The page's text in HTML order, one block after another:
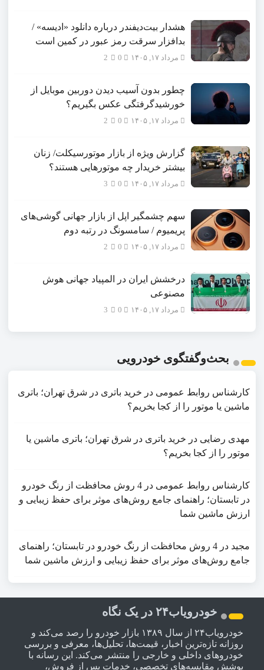
هشدار بیت‌دیفندر درباره دانلود «ادیسه» /
بدافزار سرقت رمز عبور در کمین است
مرداد ۱۷, ۱۴۰۵ 2
چطور بدون آسیب دیدن دوربین موبایل از
خورشیدگرفتگی عکس بگیریم؟
مرداد ۱۷, ۱۴۰۵ 2
گزارش ویژه از بازار موتورسیکلت/ زنان
بیشتر خریدار چه موتورهایی هستند؟
مرداد ۱۷, ۱۴۰۵ 3
سهم چشمگیر اپل از بازار جهانی گوشی‌های
پریمیوم / سامسونگ در رتبه دوم
مرداد ۱۷, ۱۴۰۵ 2
درخشش ایران در المپیاد جهانی هوش
مصنوعی
مرداد ۱۷, ۱۴۰۵ 3
بحث‌وگفتگوی خودرویی
کارشناس روابط عمومی در خرید باتری در شرق تهران؛ باتری
ماشین یا موتور را از کجا بخریم؟
مهدی رضایی در خرید باتری در شرق تهران؛ باتری ماشین یا
موتور را از کجا بخریم؟
کارشناس روابط عمومی در
4 روش محافظت از رنگ خودرو
در تابستان؛ راهنمای جامع روش‌های موثر برای حفظ زیبایی و
ارزش ماشین شما
مجید در
4 روش محافظت از رنگ خودرو در تابستان؛ راهنمای
جامع روش‌های موثر برای حفظ زیبایی و ارزش ماشین شما
خودرویاب۲۴ در یک نگاه
خودرویاب۲۴ از سال ۱۳۸۹ بازار خودرو را رصد می‌کند و
روزانه تازه‌ترین اخبار، قیمت‌ها، تحلیل‌ها، معرفی و بررسی
خودروهای داخلی و خارجی را منتشر می‌کند. این رسانه با
پوشش مقایسه‌های تخصصی، خدمات پس از فروش،